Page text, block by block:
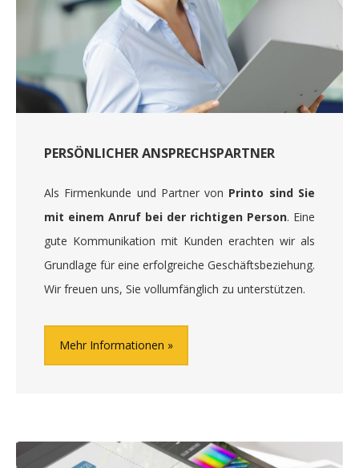
PERSÖNLICHER ANSPRECHSPARTNER
Als Firmenkunde und Partner von Printo sind Sie
mit einem Anruf bei der richtigen Person. Eine
gute Kommunikation mit Kunden erachten wir als
Grundlage für eine erfolgreiche Geschäftsbeziehung.
Wir freuen uns, Sie vollumfänglich zu unterstützen.
Mehr Informationen